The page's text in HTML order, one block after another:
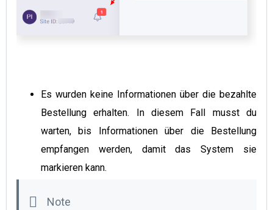
Es wurden keine Informationen über die bezahlte
Bestellung erhalten. In diesem Fall musst du
warten, bis Informationen über die Bestellung
empfangen werden, damit das System sie
markieren kann.